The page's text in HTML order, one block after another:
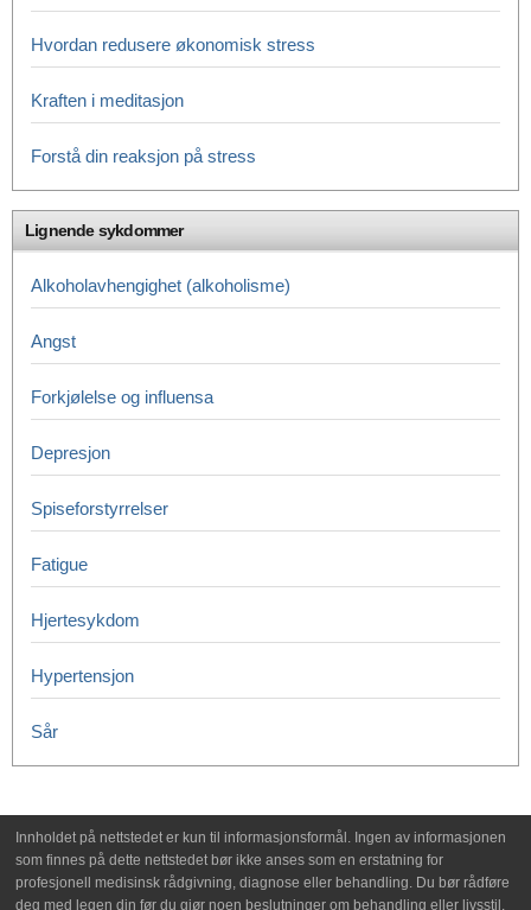
Hvordan redusere økonomisk stress
Kraften i meditasjon
Forstå din reaksjon på stress
Lignende sykdommer
Alkoholavhengighet (alkoholisme)
Angst
Forkjølelse og influensa
Depresjon
Spiseforstyrrelser
Fatigue
Hjertesykdom
Hypertensjon
Sår
Innholdet på nettstedet er kun til informasjonsformål. Ingen av informasjonen
som finnes på dette nettstedet bør ikke anses som en erstatning for
profesjonell medisinsk rådgivning, diagnose eller behandling. Du bør rådføre
deg med legen din før du gjør noen beslutninger om behandling eller livsstil.